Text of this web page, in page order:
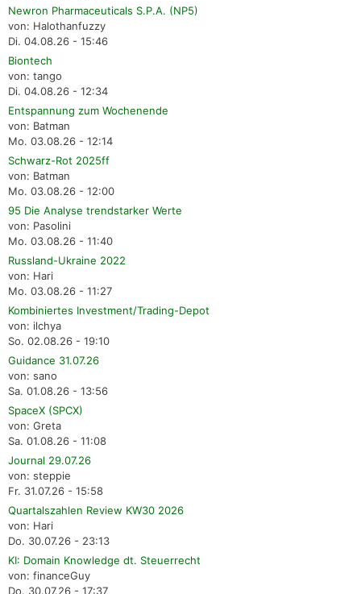
Newron Pharmaceuticals S.P.A. (NP5)
von: Halothanfuzzy
Di. 04.08.26 - 15:46
Biontech
von: tango
Di. 04.08.26 - 12:34
Entspannung zum Wochenende
von: Batman
Mo. 03.08.26 - 12:14
Schwarz-Rot 2025ff
von: Batman
Mo. 03.08.26 - 12:00
95 Die Analyse trendstarker Werte
von: Pasolini
Mo. 03.08.26 - 11:40
Russland-Ukraine 2022
von: Hari
Mo. 03.08.26 - 11:27
Kombiniertes Investment/Trading-Depot
von: ilchya
So. 02.08.26 - 19:10
Guidance 31.07.26
von: sano
Sa. 01.08.26 - 13:56
SpaceX (SPCX)
von: Greta
Sa. 01.08.26 - 11:08
Journal 29.07.26
von: steppie
Fr. 31.07.26 - 15:58
Quartalszahlen Review KW30 2026
von: Hari
Do. 30.07.26 - 23:13
KI: Domain Knowledge dt. Steuerrecht
von: financeGuy
Do. 30.07.26 - 17:37